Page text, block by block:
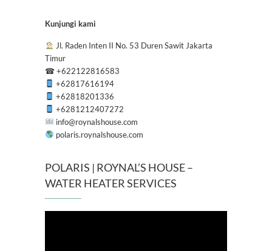
Kunjungi kami
Jl. Raden Inten II No. 53 Duren Sawit Jakarta
Timur
☎+622122816583
+62817616194
+62818201336
+6281212407272
info@roynalshouse.com
polaris.roynalshouse.com
POLARIS | ROYNAL’S HOUSE –
WATER HEATER SERVICES